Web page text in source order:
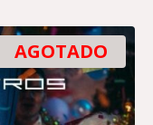
AGOTADO